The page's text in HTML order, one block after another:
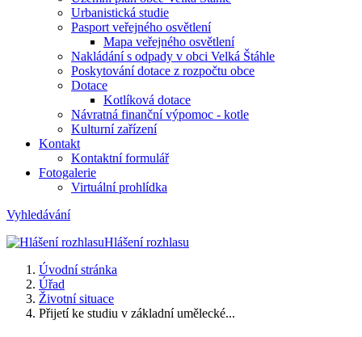
Urbanistická studie
Pasport veřejného osvětlení
Mapa veřejného osvětlení
Nakládání s odpady v obci Velká Štáhle
Poskytování dotace z rozpočtu obce
Dotace
Kotlíková dotace
Návratná finanční výpomoc - kotle
Kulturní zařízení
Kontakt
Kontaktní formulář
Fotogalerie
Virtuální prohlídka
Vyhledávání
Hlášení rozhlasu
Úvodní stránka
Úřad
Životní situace
Přijetí ke studiu v základní umělecké...